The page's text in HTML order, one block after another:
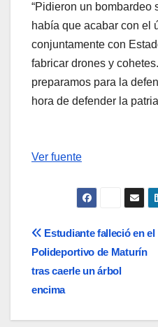
“Pidieron un bombardeo
había que acabar con el
conjuntamente con
fabricar drones y
preparamos para la
hora de defender la
Ver fuente
Navegación
de
entradas
Estudiante falleció en el
Polideportivo de Maturín
tras caerle un árbol
encima